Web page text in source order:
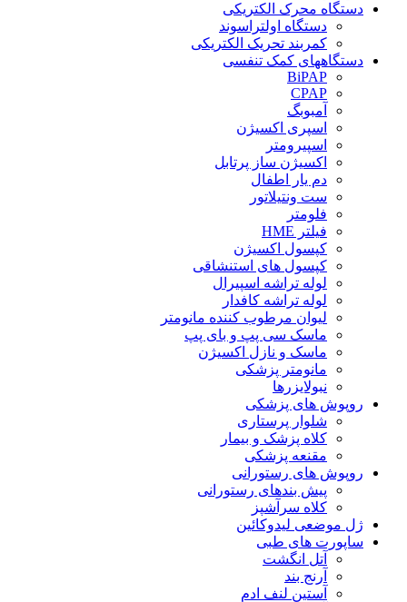
دستگاه محرک الکتریکی
دستگاه اولتراسوند
کمربند تحریک الکتریکی
دستگاههای کمک تنفسی
BiPAP
CPAP
آمبوبگ
اسپری اکسیژن
اسپیرومتر
اکسیژن ساز پرتابل
دم یار اطفال
ست ونتیلاتور
فلومتر
فیلتر HME
کپسول اکسیژن
کپسول های استنشاقی
لوله تراشه اسپیرال
لوله تراشه کافدار
لیوان مرطوب کننده مانومتر
ماسک سی پپ و بای پپ
ماسک و نازل اکسیژن
مانومتر پزشکی
نبولایزرها
روپوش های پزشکی
شلوار پرستاری
کلاه پزشک و بیمار
مقنعه پزشکی
روپوش های رستورانی
پیش بندهای رستورانی
کلاه سرآشپز
ژل موضعی لیدوکائین
ساپورت های طبی
آتل انگشت
آرنج بند
آستین لنف ادم